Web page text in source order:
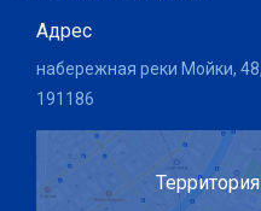
Адрес
набережная реки Мойки,
191186